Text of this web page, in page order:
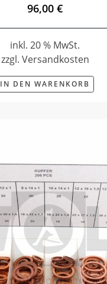
96,00 €
inkl. 20 % MwSt.
zzgl. Versandkosten
IN DEN WARENKORB